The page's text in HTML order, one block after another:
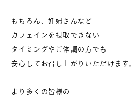
もちろん、妊婦さんなど
カフェインを摂取できない
タイミングやご体調の方でも
安心してお召し上がりいただけます。
より多くの皆様の